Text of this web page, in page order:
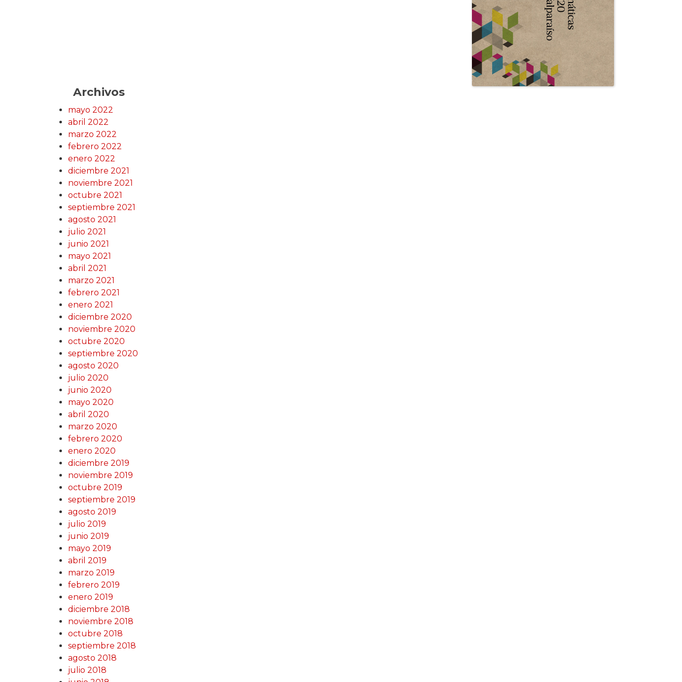
Archivos
mayo 2022
abril 2022
marzo 2022
febrero 2022
enero 2022
diciembre 2021
noviembre 2021
octubre 2021
septiembre 2021
agosto 2021
julio 2021
junio 2021
mayo 2021
abril 2021
marzo 2021
febrero 2021
enero 2021
diciembre 2020
noviembre 2020
octubre 2020
septiembre 2020
agosto 2020
julio 2020
junio 2020
mayo 2020
abril 2020
marzo 2020
febrero 2020
enero 2020
diciembre 2019
noviembre 2019
octubre 2019
septiembre 2019
agosto 2019
julio 2019
junio 2019
mayo 2019
abril 2019
marzo 2019
febrero 2019
enero 2019
diciembre 2018
noviembre 2018
octubre 2018
septiembre 2018
agosto 2018
julio 2018